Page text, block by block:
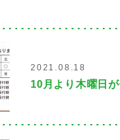
2021.08.18
10月より木曜日